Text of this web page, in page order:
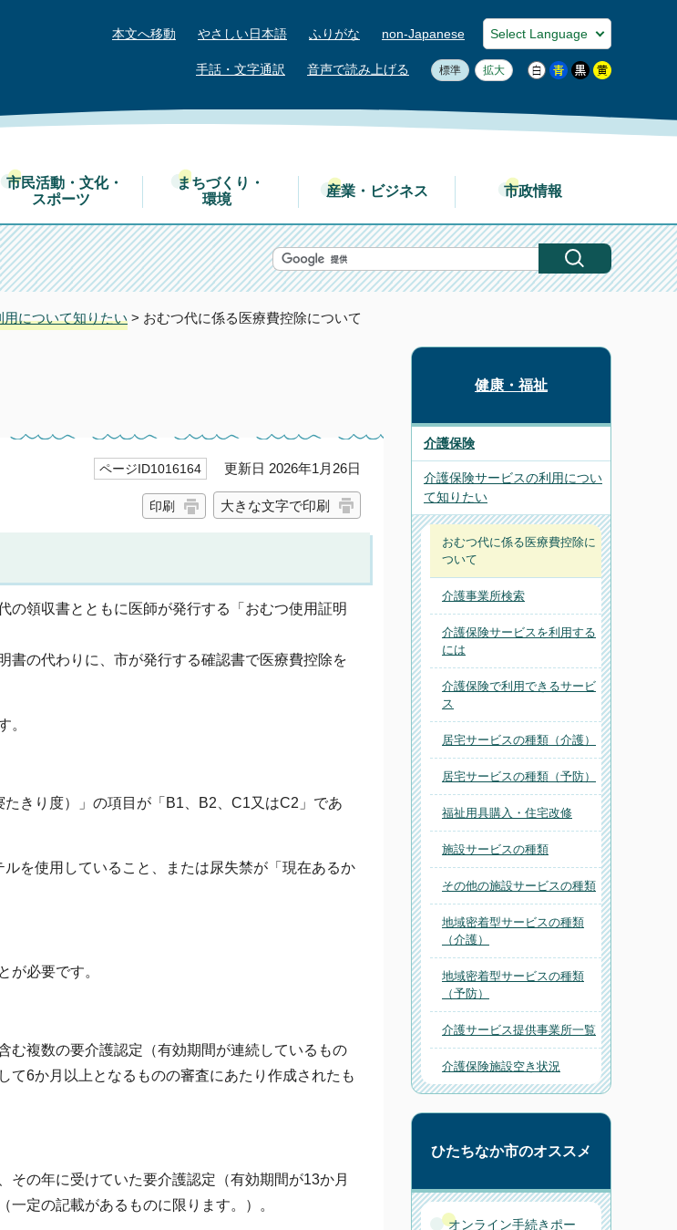
本文へ移動 やさしい日本語 ふりがな non-Japanese
手話・文字通訳 音声で読み上げる 標準 拡大
市民活動・文化・
スポーツ
まちづくり・
環境
産業・ビジネス 市政情報
について知りたい > おむつ代に係る医療費控除について
ページID1016164 更新日 2026年1月26日
印刷 大きな文字で印刷
の領収書とともに医師が発行する「おむつ使用証明
書の代わりに、市が発行する確認書で医療費控除を
。
きり度）」の項目が「B1、B2、C1又はC2」であ
を使用していること、または尿失禁が「現在あるか
が必要です。
む複数の要介護認定（有効期間が連続しているもの
て6か月以上となるものの審査にあたり作成されたも
の年に受けていた要介護認定（有効期間が13か月
定の記載があるものに限ります。）。
健康・福祉
介護保険
介護保険サービスの利用につい
て知りたい
おむつ代に係る医療費控除に
ついて
介護事業所検索
介護保険サービスを利用する
には
介護保険で利用できるサービ
ス
居宅サービスの種類（介護）
居宅サービスの種類（予防）
福祉用具購入・住宅改修
施設サービスの種類
その他の施設サービスの種類
地域密着型サービスの種類
（介護）
地域密着型サービスの種類
（予防）
介護サービス提供事業所一覧
介護保険施設空き状況
ひたちなか市のオススメ
オンライン手続きポー